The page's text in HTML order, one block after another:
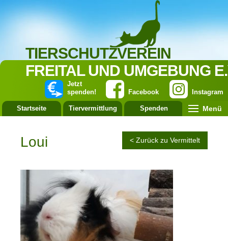
TIERSCHUTZVEREIN
FREITAL UND UMGEBUNG
Instagram
Facebook
Jetzt
spenden!
Startseite Tiervermittlung Spenden Menü
Loui < Zurück zu Vermittelt